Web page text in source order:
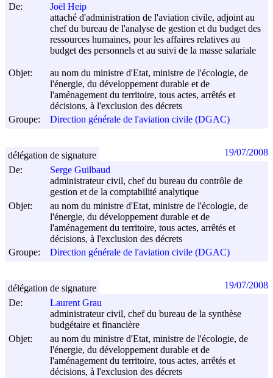
De:
Joël Heip
attaché d'administration de l'aviation civile, adjoint au
chef du bureau de l'analyse de gestion et du budget des
ressources humaines, pour les affaires relatives au
budget des personnels et au suivi de la masse salariale
Objet:
au nom du ministre d'Etat, ministre de l'écologie, de
l'énergie, du développement durable et de
l'aménagement du territoire, tous actes, arrêtés et
décisions, à l'exclusion des décrets
Groupe:
Direction générale de l'aviation civile (DGAC)
De:
Serge Guilbaud
administrateur civil, chef du bureau du contrôle de
gestion et de la comptabilité analytique
Objet:
au nom du ministre d'Etat, ministre de l'écologie, de
l'énergie, du développement durable et de
l'aménagement du territoire, tous actes, arrêtés et
décisions, à l'exclusion des décrets
Groupe:
Direction générale de l'aviation civile (DGAC)
délégation de signature 19/07/2008
De:
Laurent Grau
administrateur civil, chef du bureau de la synthèse
budgétaire et financière
Objet:
au nom du ministre d'Etat, ministre de l'écologie, de
l'énergie, du développement durable et de
l'aménagement du territoire, tous actes, arrêtés et
décisions, à l'exclusion des décrets
délégation de signature 19/07/2008